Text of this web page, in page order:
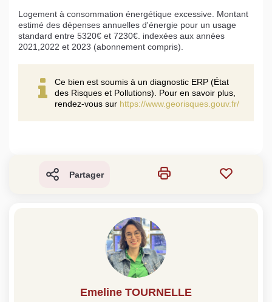
Logement à consommation énergétique excessive. Montant
estimé des dépenses annuelles d'énergie pour un usage
standard entre 5320€ et 7230€. indexées aux années
2021,2022 et 2023 (abonnement compris).
Ce bien est soumis à un diagnostic ERP (État
des Risques et Pollutions). Pour en savoir plus,
rendez-vous sur https://www.georisques.gouv.fr/
Partager
Emeline TOURNELLE